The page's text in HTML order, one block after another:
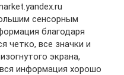
сенсорным
благодаря
четко, все значки и
экрана,
информация хорошо